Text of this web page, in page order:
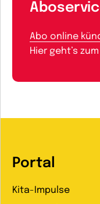
Abo online
Hier geht’s
Portal
Kita-Impulse